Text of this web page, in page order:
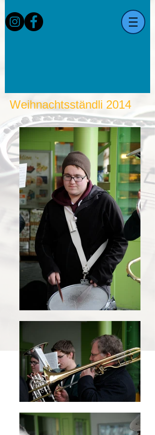
Weihnachtsständli 2014